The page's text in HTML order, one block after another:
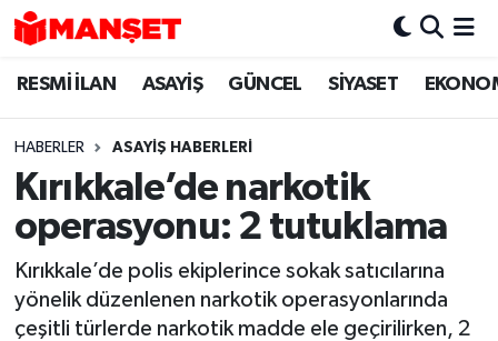
RESMİ İLAN ASAYİŞ GÜNCEL SİYASET
HABERLER ASAYİŞ HABERLERİ
Kırıkkale’de narkotik
operasyonu: 2 tutuklama
Kırıkkale’de polis ekiplerince sokak satıcılarına
yönelik düzenlenen narkotik operasyonlarında
çeşitli türlerde narkotik madde ele geçirilirken, 2
Hava Durumu
Trafik Durumu
Süper Lig Puan Durumu ve Fikstür
Son Dakika Haberleri